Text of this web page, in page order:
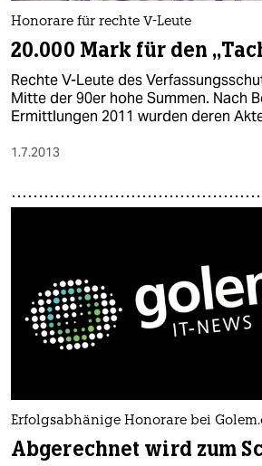
Honorare für rechte V-Leute
20.000 Mark für den
Rechte V-Leute des
Mitte der 90er hohe Summen. Nach
Ermittlungen 2011 wurden deren
1.7.2013
Erfolgsabhänige Honorare bei
Abgerechnet wird zum